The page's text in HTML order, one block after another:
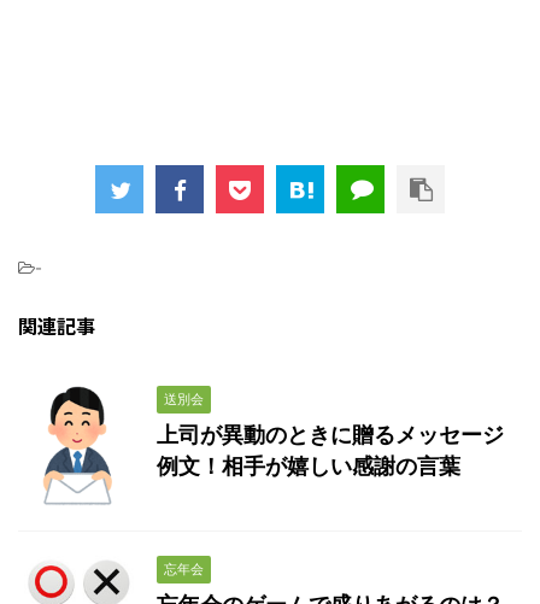
-
関連記事
送別会
上司が異動のときに贈るメッセージ
例文！相手が嬉しい感謝の言葉
忘年会